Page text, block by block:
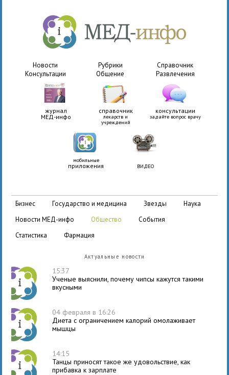
Новости Рубрики
Справочник
Консультации
Общение Развлечения
журнал
МЕД-инфо
справочник
лекарств и
учреждений
консультации
задайте вопрос врачу
мобильные
приложения ВИДЕО
бизнес государство и медицина звезды
наука
новости МЕД-инфо
общество
события
статистика
фармация
Актуальные новости
15:37
Ученые выяснили, почему чипсы кажутся такими
вкусными
04 февраля в 16:26
Диета с ограничением калорий омолаживает
мышцы
14:15
Танцы приносят такое же удовольствие, как
прибавка к зарплате